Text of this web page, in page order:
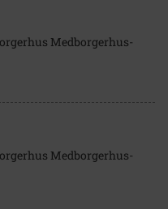
Medborgerhus-
Medborgerhus-